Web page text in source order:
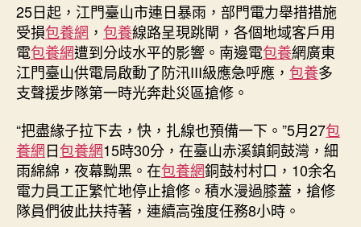
用
戶
用
電
受
中
斷〉
中
25日起，江門臺山市連日暴雨，部門電力舉措措施
受損包養網 ， 包養線路呈現跳閘，各個地域客戶用
電包養網遭到分歧水平的影響。南邊電包養網廣東
江門臺山供電局啟動了防汛III級應急呼應， 包養多
支聲援步隊第一時光奔赴災區搶修。
“把盡緣子拉下去，快，扎線也預備一下。”5月27包
養網日包養網15時30分，在臺山赤溪鎮銅鼓灣，細
雨綿綿，夜幕黝黑。在包養網銅鼓村村口，10余名
電力員工正繁忙地停止搶修。積水漫過膝蓋，搶修
隊員們彼此扶持著，連續高強度任務8小時。